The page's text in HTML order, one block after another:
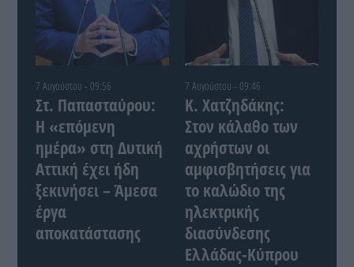
7 Αυγούστου - 09:56
Στ. Παπασταύρου:
Η «επόμενη
ημέρα» στη Δυτική
Αττική έχει ήδη
ξεκινήσει – Άμεσα
έργα
αποκατάστασης
7 Αυγούστου - 09:46
Κ. Χατζηδάκης:
Στον κάλαθο των
αχρήστων οι
αμφισβητήσεις για
το καλώδιο της
ηλεκτρικής
διασύνδεσης
Ελλάδας-Κύπρου